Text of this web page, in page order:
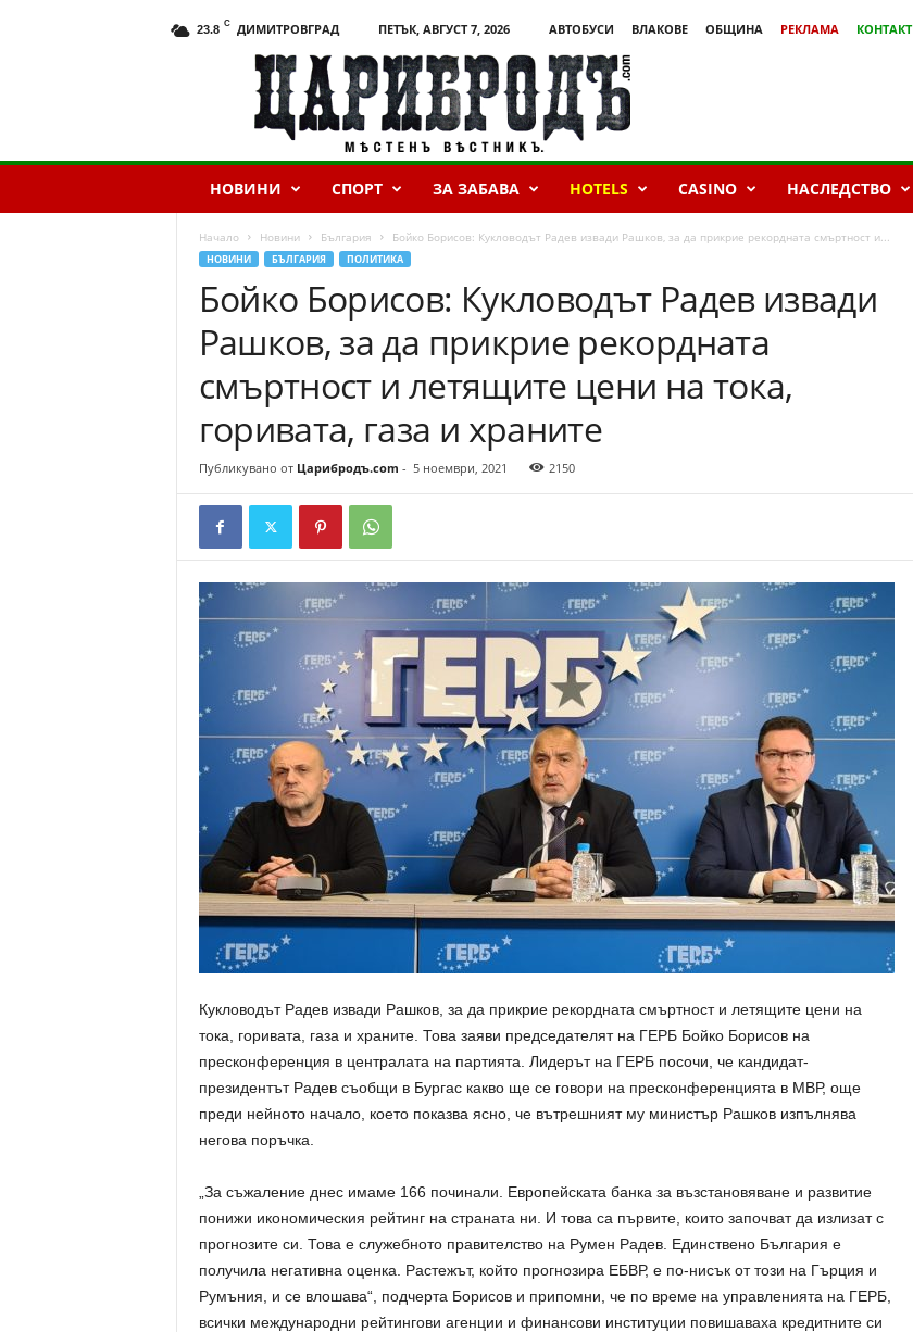
23.8 C ДИМИТРОВГРАД ПЕТЪК, АВГУСТ 7, 2026 АВТОБУСИ ВЛАКОВЕ ОБЩИНА РЕКЛАМА
КОНТАКТ
р
д
НОВИНИ СПОРТ ЗА ЗАБАВА HOTELS CASINO НАСЛЕДСТВО
Начало Новини България Бойко Борисов: Кукловодът Радев извади Рашков, за да прикрие рекордната смъртност и...
НОВИНИ БЪЛГАРИЯ ПОЛИТИКА
Бойко Борисов: Кукловодът Радев извади
Рашков, за да прикрие рекордната
смъртност и летящите цени на тока,
горивата, газа и храните
Публикувано от Царибродъ.com - 5 ноември, 2021 2150
Кукловодът Радев извади Рашков, за да прикрие рекордната смъртност и летящите цени на
тока, горивата, газа и храните. Това заяви председателят на ГЕРБ Бойко Борисов на
пресконференция в централата на партията. Лидерът на ГЕРБ посочи, че кандидат-
президентът Радев съобщи в Бургас какво ще се говори на пресконференцията в МВР, още
преди нейното начало, което показва ясно, че вътрешният му министър Рашков изпълнява
негова поръчка.
„За съжаление днес имаме 166 починали. Европейската банка за възстановяване и развитие
понижи икономическия рейтинг на страната ни. И това са първите, които започват да излизат с
прогнозите си. Това е служебното правителство на Румен Радев. Единствено България е
получила негативна оценка. Растежът, който прогнозира ЕБВР, е по-нисък от този на Гърция и
Румъния, и се влошава“, подчерта Борисов и припомни, че по време на управленията на ГЕРБ,
всички международни рейтингови агенции и финансови институции повишаваха кредитните си